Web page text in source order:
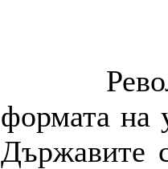
формата на
Държавите